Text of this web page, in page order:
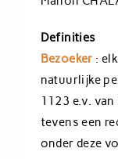
Definities
Bezoeker :
natuurlijke
1123 e.v.
tevens een
onder deze